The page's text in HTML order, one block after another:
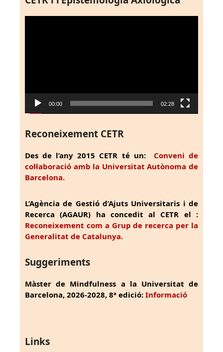
00:00 02:28
Reconeixement CETR
Des de l’any 2015 CETR té un: Conveni de
col·laboració amb la Universitat Autònoma de
Barcelona.
L’Agència de Gestió d’Ajuts Universitaris i de
Recerca (AGAUR) ha concedit al CETR el :
Reconeixement com a Grup de recerca per la
Generalitat de Catalunya.
Suggeriments
Màster de Mindfulness a la Universitat de
Barcelona, 2026-2028, 8ª edició: Informació
Links